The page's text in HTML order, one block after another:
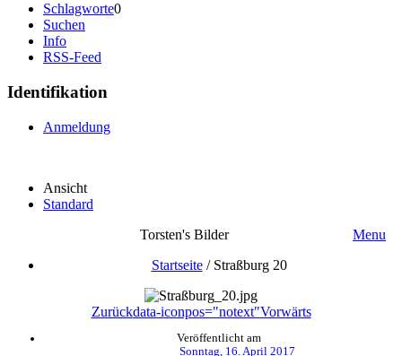
Schlagworte0
Suchen
Info
RSS-Feed
Identifikation
Anmeldung
Ansicht
Standard
Torsten's Bilder
Menu
Startseite/ Straßburg 20
Zurückdata-iconpos="notext"Vorwärts
Veröffentlicht am
Sonntag, 16. April 2017